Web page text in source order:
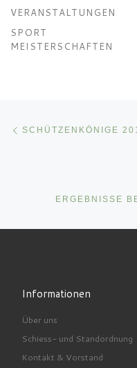
VERANSTALTUNGEN
SPORT
MEISTERSCHAFTEN
SCHÜTZENKÖNIGE
ERGEBNISSE
Informationen
Über uns
Schiess- und Standordnung
Kontakt & Vorstand